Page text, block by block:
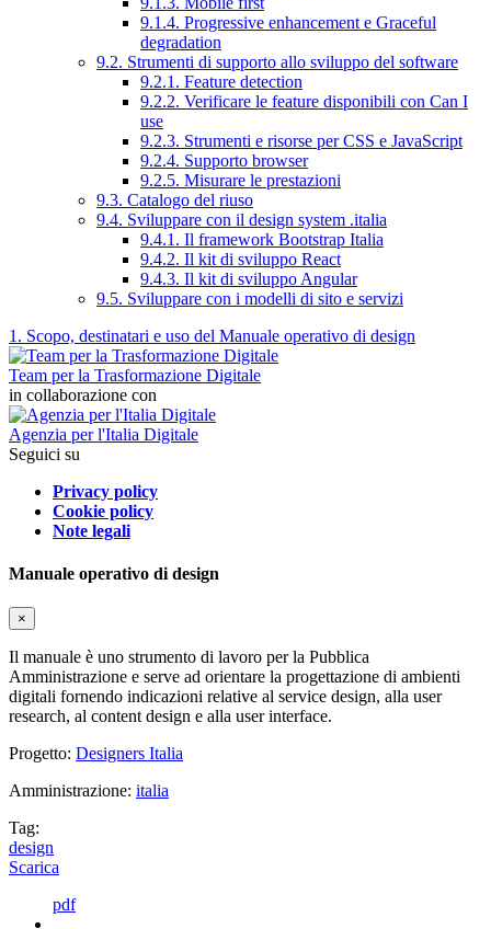
9.1.4. Progressive enhancement e Graceful
degradation
9.2. Strumenti di supporto allo sviluppo del software
9.2.1. Feature detection
9.2.2. Verificare le feature disponibili con Can I
use
9.2.3. Strumenti e risorse per CSS e JavaScript
9.2.4. Supporto browser
9.2.5. Misurare le prestazioni
9.3. Catalogo del riuso
9.4. Sviluppare con il design system .italia
9.4.1. Il framework Bootstrap Italia
9.4.2. Il kit di sviluppo React
9.4.3. Il kit di sviluppo Angular
9.5. Sviluppare con i modelli di sito e servizi
1. Scopo, destinatari e uso del Manuale operativo di design
Team per la Trasformazione Digitale
in collaborazione con
Agenzia per l'Italia Digitale
Seguici su
Privacy policy
Cookie policy
Note legali
Manuale operativo di design
×
Il manuale è uno strumento di lavoro per la Pubblica
Amministrazione e serve ad orientare la progettazione di ambienti
digitali fornendo indicazioni relative al service design, alla user
research, al content design e alla user interface.
Progetto: Designers Italia
Amministrazione: italia
Tag:
design
Scarica
pdf